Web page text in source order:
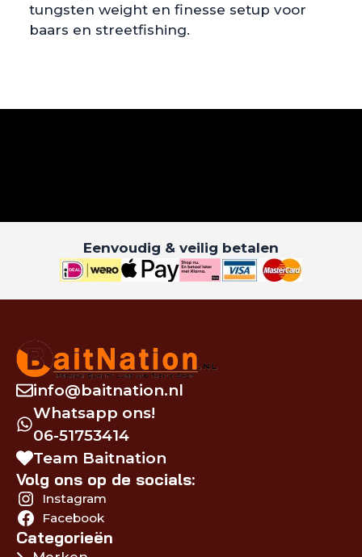
tungsten weight en finesse setup voor
baars en streetfishing.
Eenvoudig & veilig betalen
info@baitnation.nl
Whatsapp ons!
06-51753414
Team Baitnation
Volg ons op de socials:
Instagram
Facebook
Categorieën